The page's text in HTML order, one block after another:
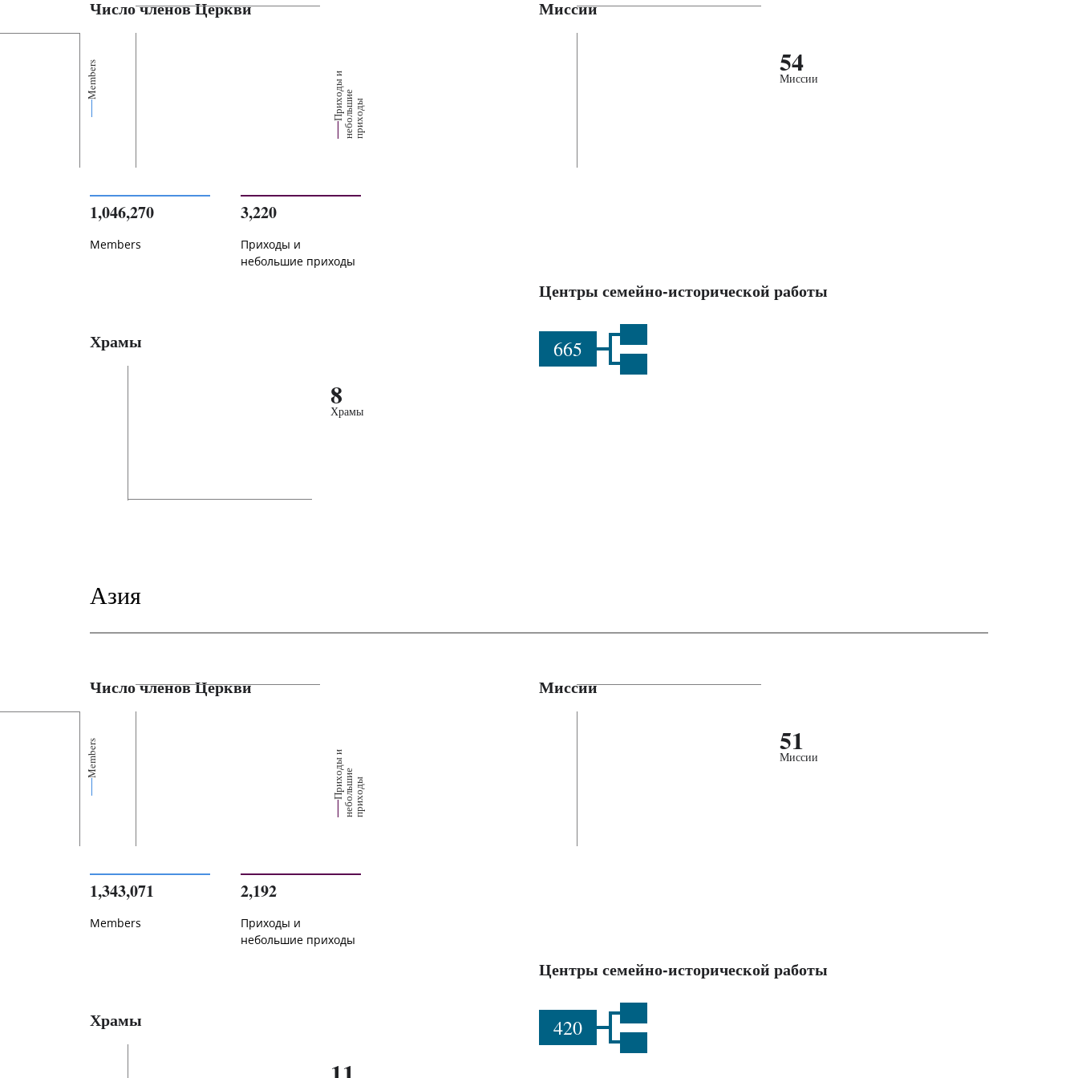
Число членов Церкви
Members П
р
их
о
д
ы
и
н
е
б
о
л
ьш
ие
п
р
и
х
о
ды
1,046,270
Members
3,220
Приходы и
небольшие приходы
Миссии
54
Миссии
Центры семейно-исторической работы
665
Храмы
8
Храмы
Азия
Число членов Церкви
Members П
р
их
о
д
ы
и
н
е
б
о
л
ьш
ие
п
р
и
х
о
ды
1,343,071
Members
2,192
Приходы и
небольшие приходы
Миссии
51
Миссии
Центры семейно-исторической работы
420
Храмы